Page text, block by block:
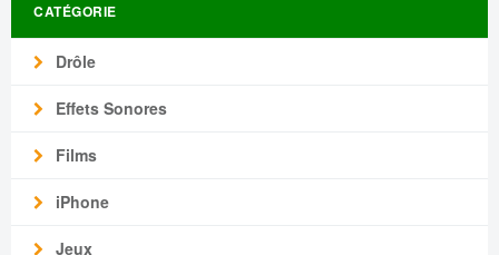
CATÉGORIE
Drôle
Effets Sonores
Films
iPhone
Jeux